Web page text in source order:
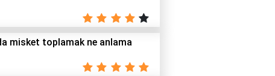
misket toplamak ne anlama